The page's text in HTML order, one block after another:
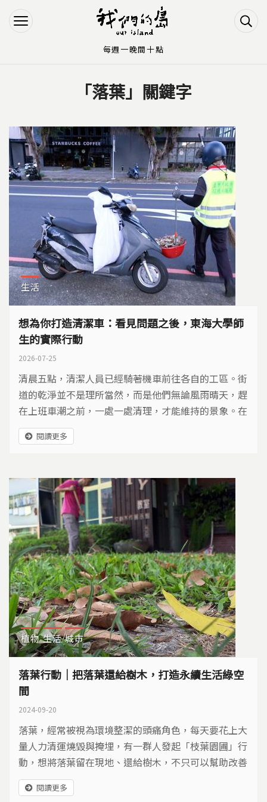
Jump to Navigation
Jump to Main content
「落葉」關鍵字
生活
想為你打造清潔車：看見問題之後，東海大學師
生的實際行動
2026-07-25
清晨五點，清潔人員已經騎著機車前往各自的工區。街
道的乾淨並不是理所當然，而是他們無論風雨晴天，趕
在上班車潮之前，一處一處清理，才能維持的景象。在
他們後方，東海大學工業設計系的學生易柏勛與邱宥臻
靜靜地觀察著。清潔人員很辛苦，具備設計專長的他
閱讀更多
植物 生活 城市
落葉行動｜把落葉還給樹木，打造永續生活綠空
間
2024-09-20
落葉，經常被視為環境整潔的頭痛角色，每天要花上大
量人力清運燒毀與掩埋，有一群人發起「枝葉園圃」行
動，想將落葉留在現地、還給樹木，不只可以幫助改善
土壤環境，還能營造生物與人類共存的永續綠空間。
閱讀更多
每週一晚間十點